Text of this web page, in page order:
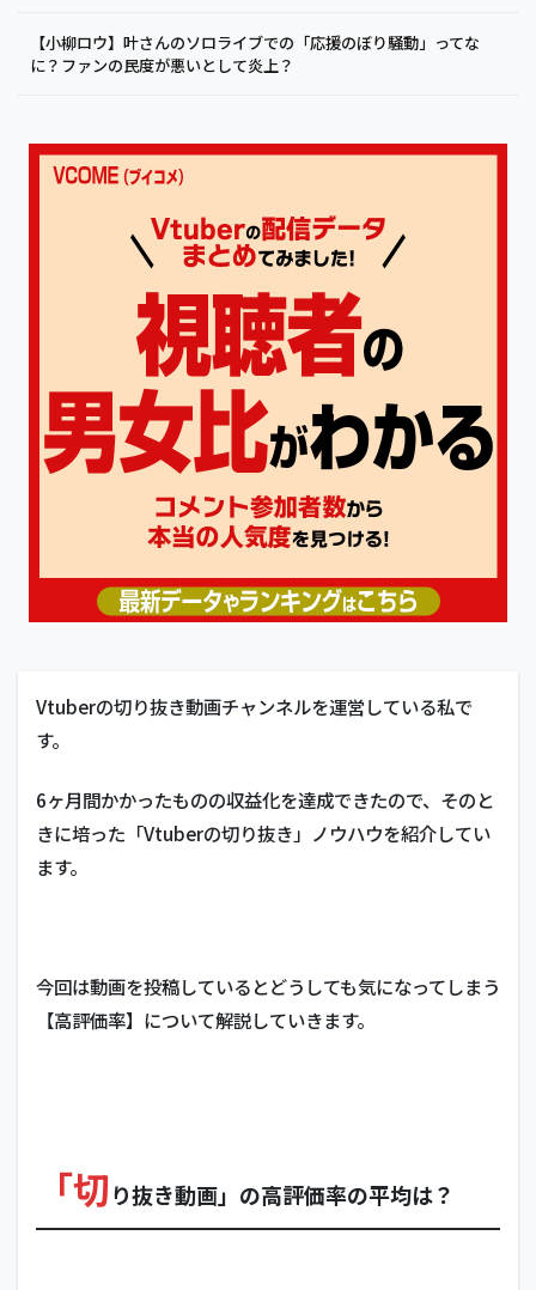
【小柳ロウ】叶さんのソロライブでの「応援のぼり騒動」ってな
に？ファンの民度が悪いとして炎上？
Vtuberの切り抜き動画チャンネルを運営している私で
す。
6ヶ月間かかったものの収益化を達成できたので、そのと
きに培った「Vtuberの切り抜き」ノウハウを紹介してい
ます。
今回は動画を投稿しているとどうしても気になってしまう
【高評価率】について解説していきます。
「切り抜き動画」の高評価率の平均は？